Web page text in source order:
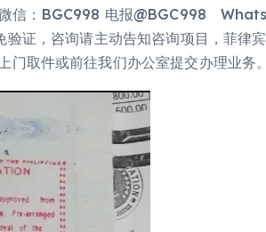
微信：BGC998 电报@BGC998
证，咨询请主动告知咨询项目，菲律
取件或前往我们办公室提交办理业务。